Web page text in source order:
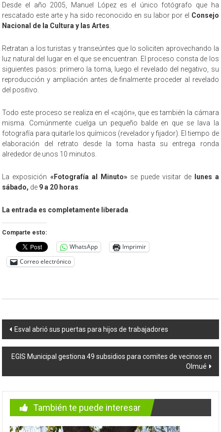
Desde el año 2005, Manuel López es el único fotógrafo que ha
rescatado este arte y ha sido reconocido en su labor por el Consejo
Nacional de la Cultura y las Artes
Retratan a los turistas y transeúntes que lo soliciten aprovechando la
luz natural del lugar en el que se encuentran. El proceso consta de los
siguientes pasos: primero la toma, luego el revelado del negativo, su
reproducción y ampliación antes de finalmente proceder al revelado
del positivo.
Todo este proceso se realiza en el «cajón», que es también la cámara
misma. Comúnmente cuelga un pequeño balde en que se lava la
fotografía para quitarle los químicos (revelador y fijador). El tiempo de
elaboración del retrato desde la toma hasta su entrega ronda
alrededor de unos 10 minutos.
La exposición «Fotografía al Minuto»se puede visitar de
lunes a
sábado, de 9 a 20 horas
La entrada es completamente liberada
Comparte esto:
WhatsApp
Imprimir
Correo electrónico
Navegación
de
entradas
Esval abrió sus puertas para hijos de trabajadores
EGIS Municipal gestiona 49 subsidios para comites de vecinos en
Olmué
También te puede interesar